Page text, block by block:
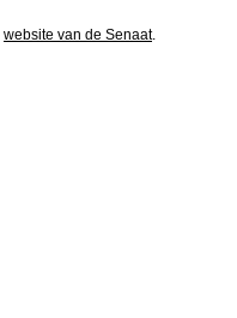
website van de Senaat.